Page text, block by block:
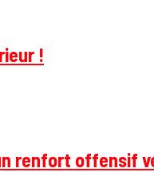
!
renfort offensif